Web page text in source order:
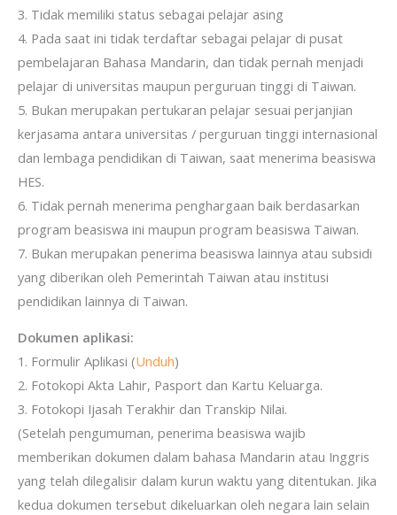
3. Tidak memiliki status sebagai pelajar asing
4. Pada saat ini tidak terdaftar sebagai pelajar di pusat
pembelajaran Bahasa Mandarin, dan tidak pernah menjadi
pelajar di universitas maupun perguruan tinggi di Taiwan.
5. Bukan merupakan pertukaran pelajar sesuai perjanjian
kerjasama antara universitas / perguruan tinggi internasional
dan lembaga pendidikan di Taiwan, saat menerima beasiswa
HES.
6. Tidak pernah menerima penghargaan baik berdasarkan
program beasiswa ini maupun program beasiswa Taiwan.
7. Bukan merupakan penerima beasiswa lainnya atau subsidi
yang diberikan oleh Pemerintah Taiwan atau institusi
pendidikan lainnya di Taiwan.
Dokumen aplikasi:
1. Formulir Aplikasi (Unduh)
2. Fotokopi Akta Lahir, Pasport dan Kartu Keluarga.
3. Fotokopi Ijasah Terakhir dan Transkip Nilai.
(Setelah pengumuman, penerima beasiswa wajib
memberikan dokumen dalam bahasa Mandarin atau Inggris
yang telah dilegalisir dalam kurun waktu yang ditentukan. Jika
kedua dokumen tersebut dikeluarkan oleh negara lain selain